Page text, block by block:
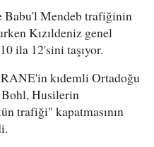
Babu'l Mendeb trafiğinin
Kızıldeniz genel
ila 12'sini taşıyor.
kıdemli Ortadoğu
Husilerin
trafiği" kapatmasının